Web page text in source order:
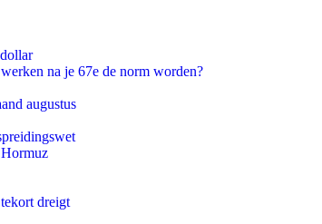
na je 67e de norm worden?
augustus
dreigt